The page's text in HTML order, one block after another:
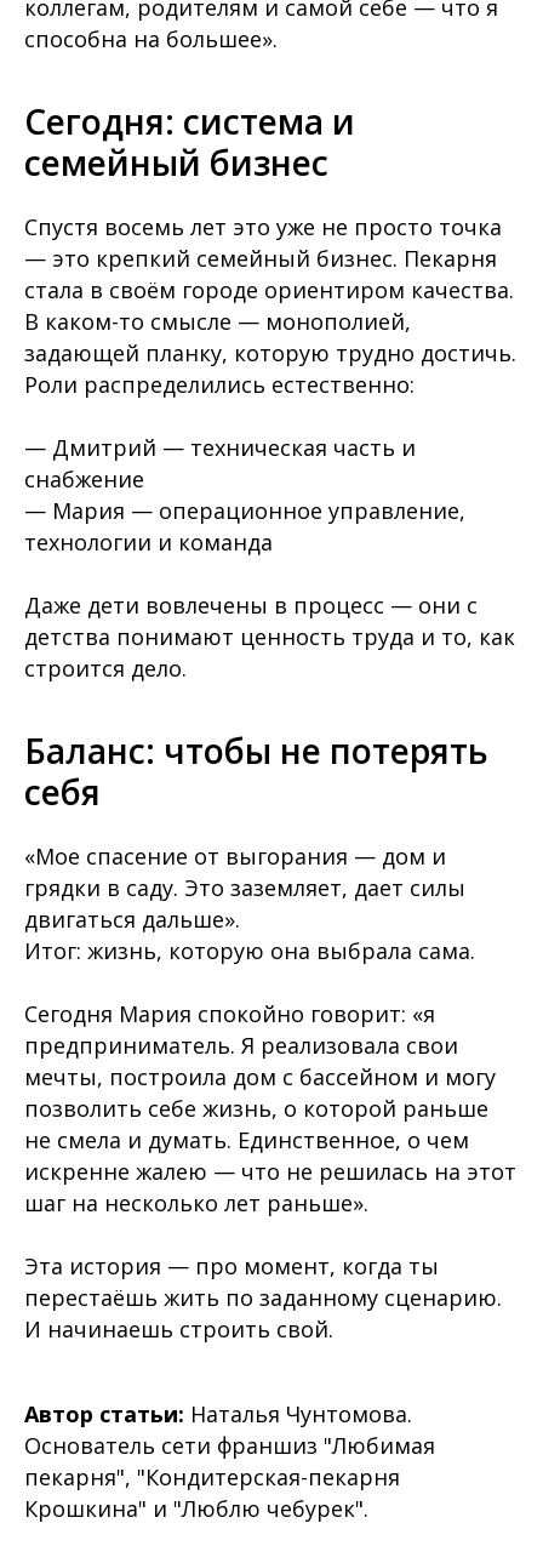
коллегам, родителям и самой себе — что я
способна на большее».
Сегодня: система и
семейный бизнес
Спустя восемь лет это уже не просто точка
— это крепкий семейный бизнес. Пекарня
стала в своём городе ориентиром качества.
В каком-то смысле — монополией,
задающей планку, которую трудно достичь.
Роли распределились естественно:
— Дмитрий — техническая часть и
снабжение
— Мария — операционное управление,
технологии и команда
Даже дети вовлечены в процесс — они с
детства понимают ценность труда и то, как
строится дело.
Баланс: чтобы не потерять
себя
«Мое спасение от выгорания — дом и
грядки в саду. Это заземляет, дает силы
двигаться дальше».
Итог: жизнь, которую она выбрала сама.
Сегодня Мария спокойно говорит: «я
предприниматель. Я реализовала свои
мечты, построила дом с бассейном и могу
позволить себе жизнь, о которой раньше
не смела и думать. Единственное, о чем
искренне жалею — что не решилась на этот
шаг на несколько лет раньше».
Эта история — про момент, когда ты
перестаёшь жить по заданному сценарию.
И начинаешь строить свой.
Автор статьи: Наталья Чунтомова.
Основатель сети франшиз "Любимая
пекарня", "Кондитерская-пекарня
Крошкина" и "Люблю чебурек".